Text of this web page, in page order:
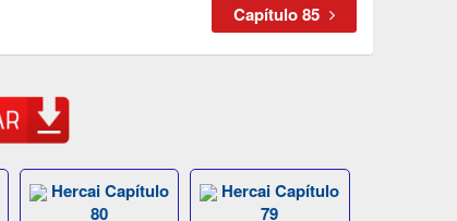
Capítulo 85
Hercai Capítulo
80
Hercai Capítulo
79